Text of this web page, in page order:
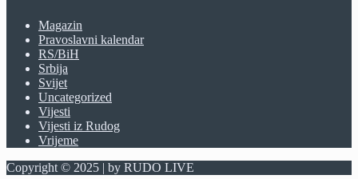
Magazin
Pravoslavni kalendar
RS/BiH
Srbija
Svijet
Uncategorized
Vijesti
Vijesti iz Rudog
Vrijeme
Copyright © 2025 | by RUDO LIVE